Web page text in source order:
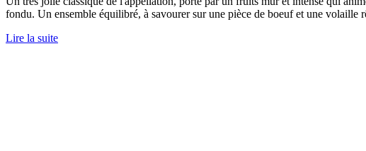
fondu. Un ensemble équilibré, à savourer sur une pièce de boeuf et une volaille
Lire la suite